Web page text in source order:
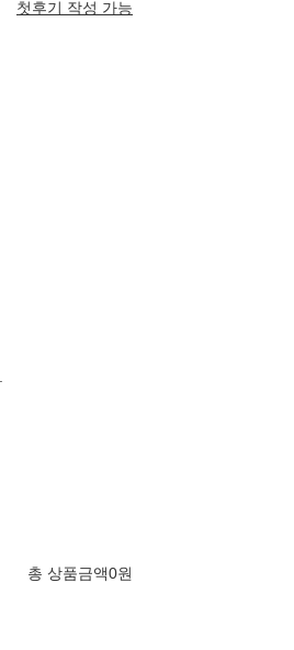
첫후기 작성 가능
총 상품금액0원